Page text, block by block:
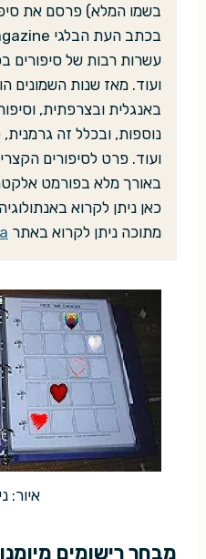
עשרות רבות של סיפורים
ועוד. מאז שנות השמונים
באנגלית ובצרפתית,
נוספות, ובכלל זה
ועוד. פרט לסיפורים
באורך מלא בפורמט
כאן ניתן לקרוא
מתוכה ניתן לקרוא באתר
איור:
מבחר רישומים